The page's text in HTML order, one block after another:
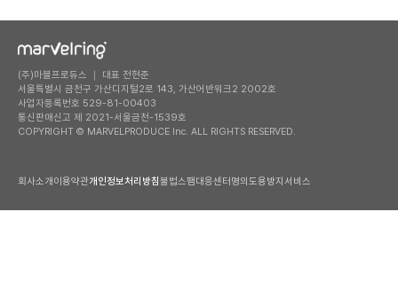
(주)마블프로듀스 ｜ 대표 전현준
서울특별시 금천구 가산디지털2로 143, 가산어반워크2 2002호
사업자등록번호 529-81-00403
통신판매신고 제 2021-서울금천-1539호
COPYRIGHT © MARVELPRODUCE Inc. ALL RIGHTS RESERVED.
회사소개 이용약관개인정보처리방침불법스팸대응센터 명의도용방지서비스